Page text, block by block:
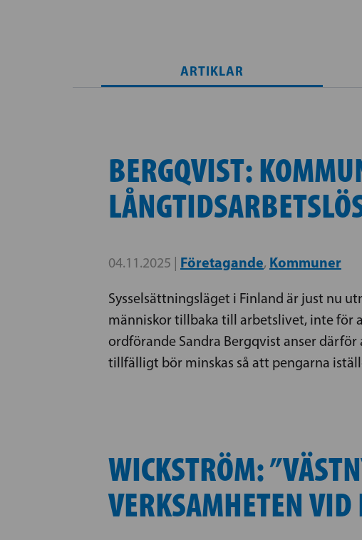
ARTIKLAR
BERGQVIST:
04.11.2025 | Företagande, Kommuner
Sysselsättningsläget i Finland är just nu
människor tillbaka till arbetslivet, inte för
ordförande Sandra Bergqvist anser
tillfälligt bör minskas så att pengarna
WICKSTRÖM:
VERKSAMHETEN